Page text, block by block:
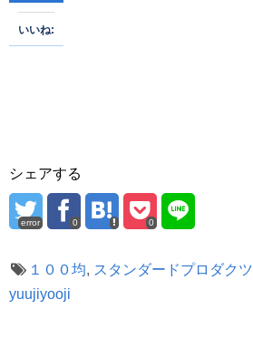
いいね:
シェアする
error 0 0
１００均, スタンダードプロダクツ
yuujiyooji